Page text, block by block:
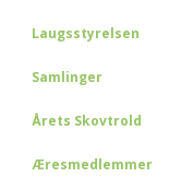
Laugsstyrelsen
Samlinger
Årets Skovtrold
Æresmedlemmer